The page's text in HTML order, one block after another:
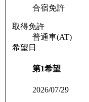
合宿免許
取得免許
普通車(AT)
希望日
第1希望
2026/07/29